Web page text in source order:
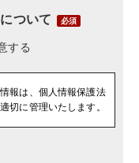
ついて
報は、個人情報保護法
切に管理いたします。